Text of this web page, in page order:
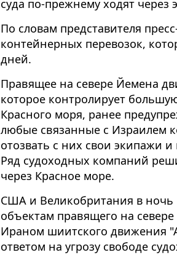
суда по-прежнему ходят через
По словам представителя
контейнерных перевозок,
дней.
Правящее на севере Йемена
которое контролирует
Красного моря, ранее
любые связанные с Израилем
отозвать с них свои экипажи
Ряд судоходных компаний
через Красное море.
США и Великобритания в ночь
объектам правящего на
Ираном шиитского движения
ответом на угрозу свободе